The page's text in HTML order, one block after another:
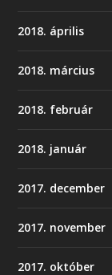
2018. április
2018. március
2018. február
2018. január
2017. december
2017. november
2017. október